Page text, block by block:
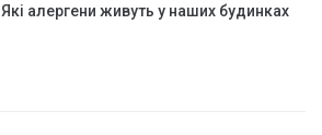
Які алергени живуть у наших будинках